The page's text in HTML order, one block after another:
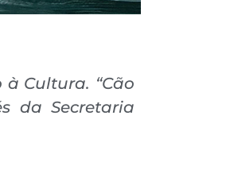
Cultura. “Cão
da Secretaria